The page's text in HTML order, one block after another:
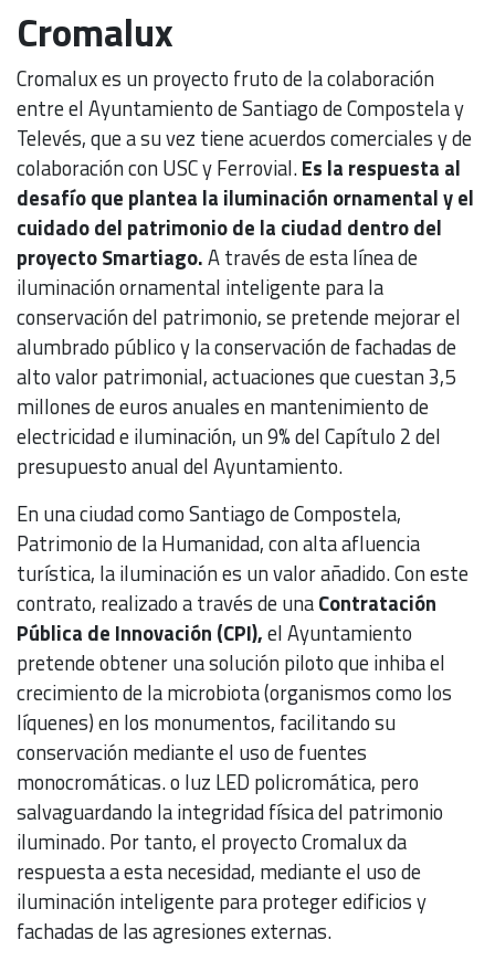
Cromalux
Cromalux es un proyecto fruto de la colaboración
entre el Ayuntamiento de Santiago de Compostela y
Televés, que a su vez tiene acuerdos comerciales y de
colaboración con USC y Ferrovial.Es la respuesta al
desafío que plantea la iluminación ornamental y el
cuidado del patrimonio de la ciudad dentro del
proyecto Smartiago.A través de esta línea de
iluminación ornamental inteligente para la
conservación del patrimonio, se pretende mejorar el
alumbrado público y la conservación de fachadas de
alto valor patrimonial, actuaciones que cuestan 3,5
millones de euros anuales en mantenimiento de
electricidad e iluminación, un 9% del Capítulo 2 del
presupuesto anual del Ayuntamiento.
En una ciudad como Santiago de Compostela,
Patrimonio de la Humanidad, con alta afluencia
turística, la iluminación es un valor añadido. Con este
contrato, realizado a través de unaContratación
Pública de Innovación (CPI),el Ayuntamiento
pretende obtener una solución piloto que inhiba el
crecimiento de la microbiota (organismos como los
líquenes) en los monumentos, facilitando su
conservación mediante el uso de fuentes
monocromáticas. o luz LED policromática, pero
salvaguardando la integridad física del patrimonio
iluminado. Por tanto, el proyecto Cromalux da
respuesta a esta necesidad, mediante el uso de
iluminación inteligente para proteger edificios y
fachadas de las agresiones externas.